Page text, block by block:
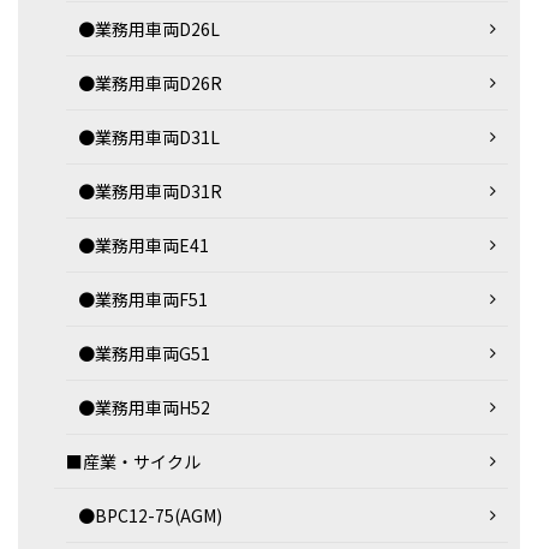
●業務用車両D26L
●業務用車両D26R
●業務用車両D31L
●業務用車両D31R
●業務用車両E41
●業務用車両F51
●業務用車両G51
●業務用車両H52
■産業・サイクル
●BPC12-75(AGM)